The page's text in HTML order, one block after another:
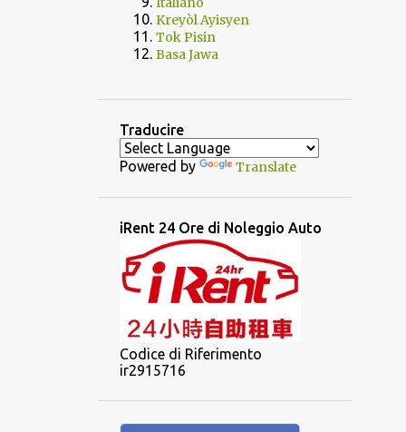
Kreyòl Ayisyen
Tok Pisin
Basa Jawa
Traducire
Powered by Translate
iRent 24 Ore di Noleggio Auto
Codice di Riferimento
ir2915716